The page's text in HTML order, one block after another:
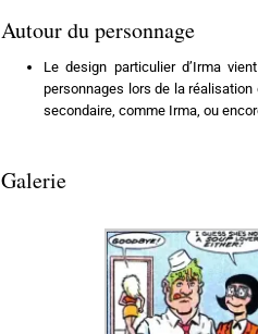
Autour du personnage
Le design particulier d’Irma
personnages lors de la réalisation
secondaire, comme Irma, ou
Galerie